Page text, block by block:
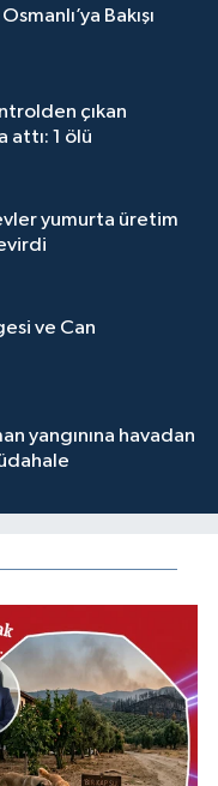
Bakışı
çıkan
attı: 1 ölü
yumurta üretim
ve Can
yangınına havadan